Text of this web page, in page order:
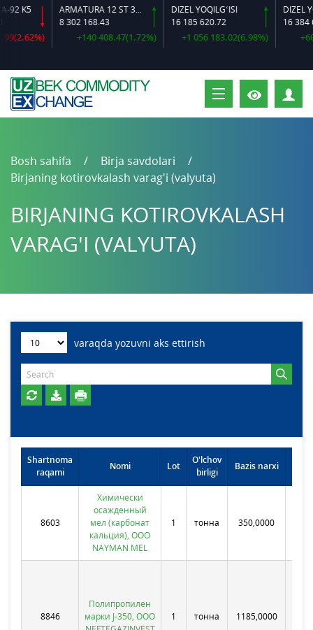
ARMATURA 12 ST 35 GS O‘LCHAMLI
8 302 168.43
+140 408.47(1.72%)
DIZEL YOQILG‘ISI
16 185 620.72
+1 056 183.02(6.98%)
16 384
+600
Bosh sahifa
Birja savdolari
Birjaning kotirovkalash varag'i (valyuta)
BIRJANING KOTIROVKALASH
VARAG'I (VALYUTA)
varaqda yozuvni aks ettirish
Shartnoma
raqami
Nomi Lot
O'lchov
birligi
Bazis narxi
8603
Химически
осаждeнный
мел (карбонат
кальция), ООО
NAYMAN MEL
1 тонна 350,0000
8846
Полипропилен
марки J-350, ООО
1 тонна 1185,0000